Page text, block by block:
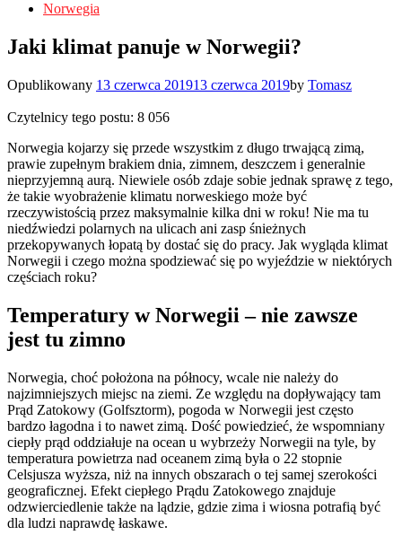
Norwegia
Jaki klimat panuje w Norwegii?
Opublikowany 13 czerwca 201913 czerwca 2019by Tomasz
Czytelnicy tego postu: 8 056
Norwegia kojarzy się przede wszystkim z długo trwającą zimą,
prawie zupełnym brakiem dnia, zimnem, deszczem i generalnie
nieprzyjemną aurą. Niewiele osób zdaje sobie jednak sprawę z tego,
że takie wyobrażenie klimatu norweskiego może być
rzeczywistością przez maksymalnie kilka dni w roku! Nie ma tu
niedźwiedzi polarnych na ulicach ani zasp śnieżnych
przekopywanych łopatą by dostać się do pracy. Jak wygląda klimat
Norwegii i czego można spodziewać się po wyjeździe w niektórych
częściach roku?
Temperatury w Norwegii – nie zawsze
jest tu zimno
Norwegia, choć położona na północy, wcale nie należy do
najzimniejszych miejsc na ziemi. Ze względu na dopływający tam
Prąd Zatokowy (Golfsztorm), pogoda w Norwegii jest często
bardzo łagodna i to nawet zimą. Dość powiedzieć, że wspomniany
ciepły prąd oddziałuje na ocean u wybrzeży Norwegii na tyle, by
temperatura powietrza nad oceanem zimą była o 22 stopnie
Celsjusza wyższa, niż na innych obszarach o tej samej szerokości
geograficznej. Efekt ciepłego Prądu Zatokowego znajduje
odzwierciedlenie także na lądzie, gdzie zima i wiosna potrafią być
dla ludzi naprawdę łaskawe.